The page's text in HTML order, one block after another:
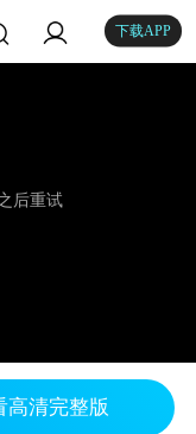
下载APP
后重试
高清完整版